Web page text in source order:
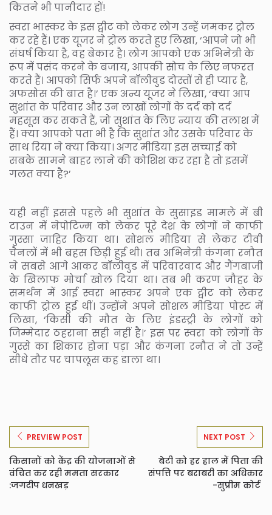
कितने भी पानीदार हों!
स्वरा भास्कर के इस ट्वीट को लेकर लोग उन्हें जमकर ट्रोल
कर रहे हैं। एक यूजर ने ट्रोल करते हुए लिखा, ‘आपने जो भी
संघर्ष किया है, वह बेकार है। लोग आपको एक अभिनेत्री के
रूप में पसंद करने के बजाय, आपकी सोच के लिए नफरत
करते हैं। आपको सिर्फ अपने बॉलीवुड दोस्तों से ही प्यार है,
अफसोस की बात है।’ एक अन्य यूजर ने लिखा, ‘क्या आप
सुशांत के परिवार और उन लाखों लोगों के दर्द को दर्द
महसूस कर सकते हैं, जो सुशांत के लिए न्याय की तलाश में
हैं। क्या आपको पता भी है कि सुशांत और उसके परिवार के
साथ रिया ने क्या किया। अगर मीडिया इस सच्चाई को
सबके सामने बाहर लाने की कोशिश कर रहा है तो इसमें
गलत क्या है?’
यही नहीं इससे पहले भी सुशांत के सुसाइड मामले में बी
टाउन में नेपोटिज्म को लेकर पूरे देश के लोगों ने काफी
गुस्सा जाहिर किया था। सोशल मीडिया से लेकर टीवी
चैनलों में भी बहस छिड़ी हुई थी। तब अभिनेत्री कंगना रनौत
ने सबसे आगे आकर बॉलीवुड में परिवारवाद और गैंगबाजी
के खिलाफ मोर्चा खोल दिया था। तब भी करण जौहर के
समर्थन में आई स्वरा भास्कर अपने एक ट्वीट को लेकर
काफी ट्रोल हुई थीं। उन्होंने अपने सोशल मीडिया पोस्ट में
लिखा, ‘किसी की मौत के लिए इंडस्ट्री के लोगों को
जिम्मेदार ठहराना सही नहीं है।’ इस पर स्वरा को लोगों के
गुस्से का शिकार होना पड़ा और कंगना रनौत ने तो उन्हें
सीधे तौर पर चापलूस कह डाला था।
PREVIEW POST
किसानों को केंद्र की योजनाओं से
वंचित कर रही ममता सरकार
:जगदीप धनखड़
NEXT POST
बेटी को हर हाल में पिता की
संपत्ति पर बराबरी का अधिकार
-सुप्रीम कोर्ट